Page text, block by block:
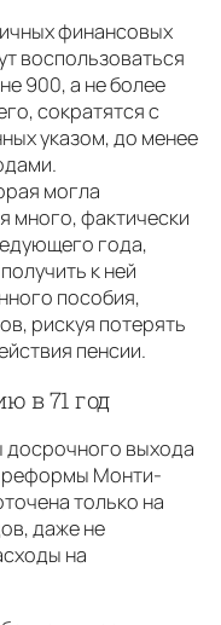
финансовых
воспользоваться
900, а не более
сократятся с
указом, до менее
могла
много, фактически
года,
к ней
пособия,
рискуя потерять
пенсии.
в 71 год
досрочного выхода
реформы Монти-
только на
даже не
на